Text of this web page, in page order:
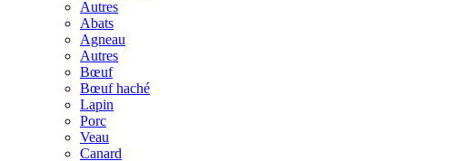
Autres
Abats
Agneau
Autres
Bœuf
Bœuf haché
Lapin
Porc
Veau
Canard